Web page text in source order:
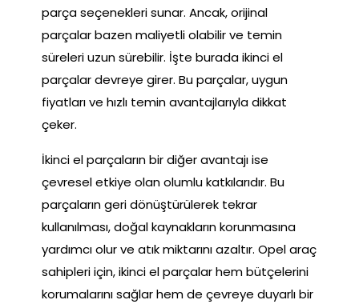
parça seçenekleri sunar. Ancak, orijinal
parçalar bazen maliyetli olabilir ve temin
süreleri uzun sürebilir. İşte burada ikinci el
parçalar devreye girer. Bu parçalar, uygun
fiyatları ve hızlı temin avantajlarıyla dikkat
çeker.
İkinci el parçaların bir diğer avantajı ise
çevresel etkiye olan olumlu katkılarıdır. Bu
parçaların geri dönüştürülerek tekrar
kullanılması, doğal kaynakların korunmasına
yardımcı olur ve atık miktarını azaltır. Opel araç
sahipleri için, ikinci el parçalar hem bütçelerini
korumalarını sağlar hem de çevreye duyarlı bir